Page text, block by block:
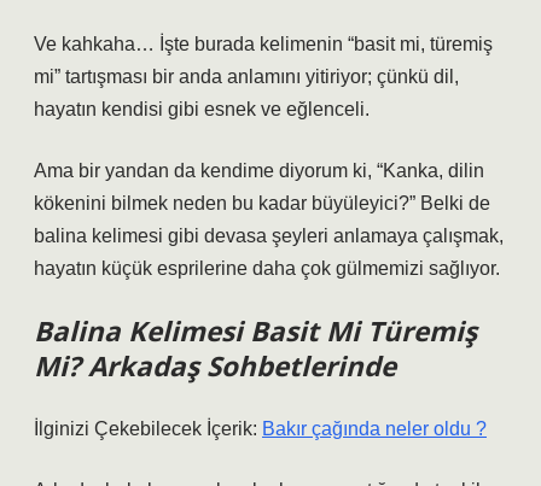
Ve kahkaha… İşte burada kelimenin “basit mi, türemiş
mi” tartışması bir anda anlamını yitiriyor; çünkü dil,
hayatın kendisi gibi esnek ve eğlenceli.
Ama bir yandan da kendime diyorum ki, “Kanka, dilin
kökenini bilmek neden bu kadar büyüleyici?” Belki de
balina kelimesi gibi devasa şeyleri anlamaya çalışmak,
hayatın küçük esprilerine daha çok gülmemizi sağlıyor.
Balina Kelimesi Basit Mi Türemiş
Mi? Arkadaş Sohbetlerinde
İlginizi Çekebilecek İçerik: Bakır çağında neler oldu ?